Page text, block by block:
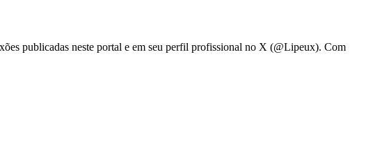
publicadas neste portal e em seu perfil profissional no X (@Lipeux). Com